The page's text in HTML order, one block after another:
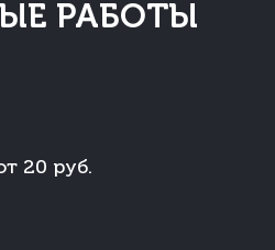
РАБОТЫ
20 руб.